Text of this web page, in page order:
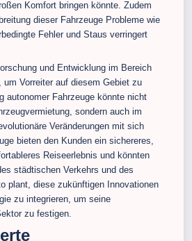
Komfort bringen könnte. Zudem
dieser Fahrzeuge Probleme wie
Fehler und Staus verringert
und Entwicklung im Bereich
um Vorreiter auf diesem Gebiet zu
autonomer Fahrzeuge könnte nicht
sondern auch im
Veränderungen mit sich
bieten den Kunden ein sichereres,
Reiseerlebnis und könnten
städtischen Verkehrs und des
plant, diese zukünftigen Innovationen
zu integrieren, um seine
zu festigen.